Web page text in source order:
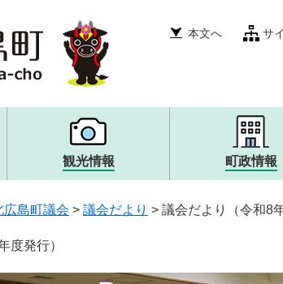
本文へ サ
税金・年金・保険
就職情報
産業振興
観光情報
イベント・募集
宿泊・食・特産品
町政情報
町政運営・行政・財政
まちづくり
広島町議会 > 議会だより > 議会だより（令和8
度発行）